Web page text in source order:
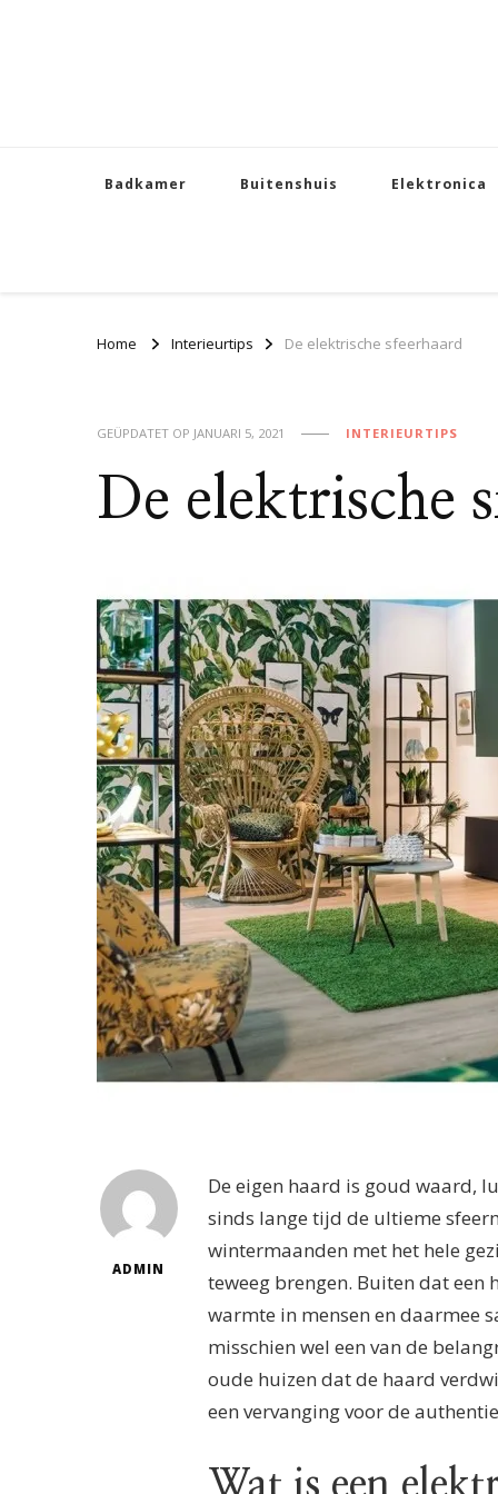
Badkamer Buitenshuis Elektronica
Home Interieurtips De elektrische sfeerhaard
GEÜPDATET OP JANUARI 5, 2021 INTERIEURTIPS
De elektrische
ADMIN
De eigen haard is goud waard,
sinds lange tijd de ultieme
wintermaanden met het hele
teweeg brengen. Buiten dat een
warmte in mensen en daarmee
misschien wel een van de
oude huizen dat de haard
een vervanging voor de
Wat is een